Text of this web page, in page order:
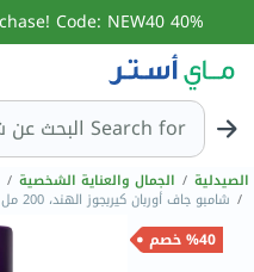
40% off 1st online pharmacy purchase! Code: NEW40
Search for الب
الصيدلية / الجمال والعناية الشخصية /
/ شامبو جاف أوربان كيربجوز الهند، 200 مل
%40 خصم